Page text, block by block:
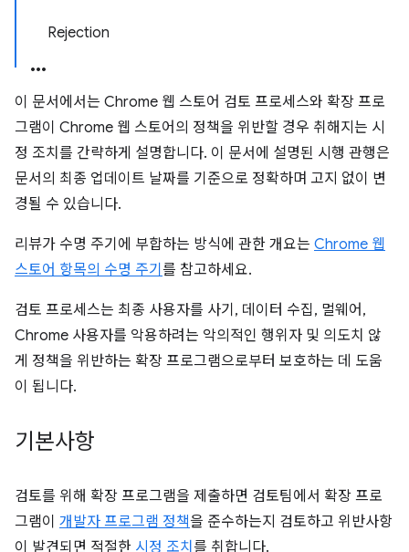
Rejection
이 문서에서는 Chrome 웹 스토어 검토 프로세스와 확장 프로
그램이 Chrome 웹 스토어의 정책을 위반할 경우 취해지는 시
정 조치를 간략하게 설명합니다. 이 문서에 설명된 시행 관행은
문서의 최종 업데이트 날짜를 기준으로 정확하며 고지 없이 변
경될 수 있습니다.
리뷰가 수명 주기에 부합하는 방식에 관한 개요는 Chrome 웹
스토어 항목의 수명 주기 를 참고하세요.
검토 프로세스는 최종 사용자를 사기, 데이터 수집, 멀웨어,
Chrome 사용자를 악용하려는 악의적인 행위자 및 의도치 않
게 정책을 위반하는 확장 프로그램으로부터 보호하는 데 도움
이 됩니다.
기본사항
검토를 위해 확장 프로그램을 제출하면 검토팀에서 확장 프로
그램이 개발자 프로그램 정책을 준수하는지 검토하고 위반사항
이 발견되면 적절한 시정 조치 를 취합니다.